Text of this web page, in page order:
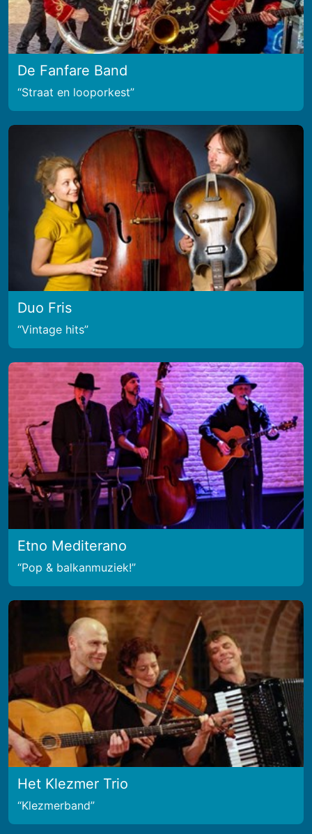
De Fanfare Band
Straat en looporkest
Duo Fris
Vintage hits
Etno Mediterano
Pop & balkanmuziek!
Het Klezmer Trio
Klezmerband